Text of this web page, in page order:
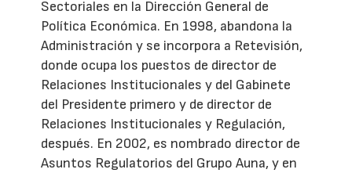
Sectoriales en la Dirección General de
Política Económica. En 1998, abandona la
Administración y se incorpora a Retevisión,
donde ocupa los puestos de director de
Relaciones Institucionales y del Gabinete
del Presidente primero y de director de
Relaciones Institucionales y Regulación,
después. En 2002, es nombrado director de
Asuntos Regulatorios del Grupo Auna, y en